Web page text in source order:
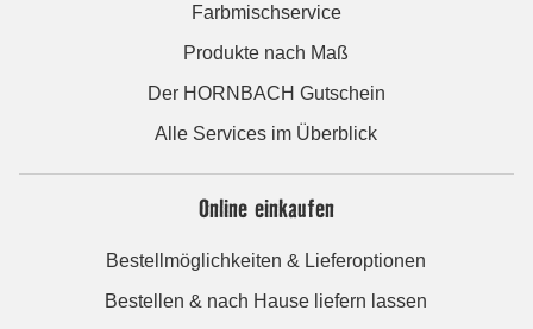
Farbmischservice
Produkte nach Maß
Der HORNBACH Gutschein
Alle Services im Überblick
Online einkaufen
Bestellmöglichkeiten & Lieferoptionen
Bestellen & nach Hause liefern lassen